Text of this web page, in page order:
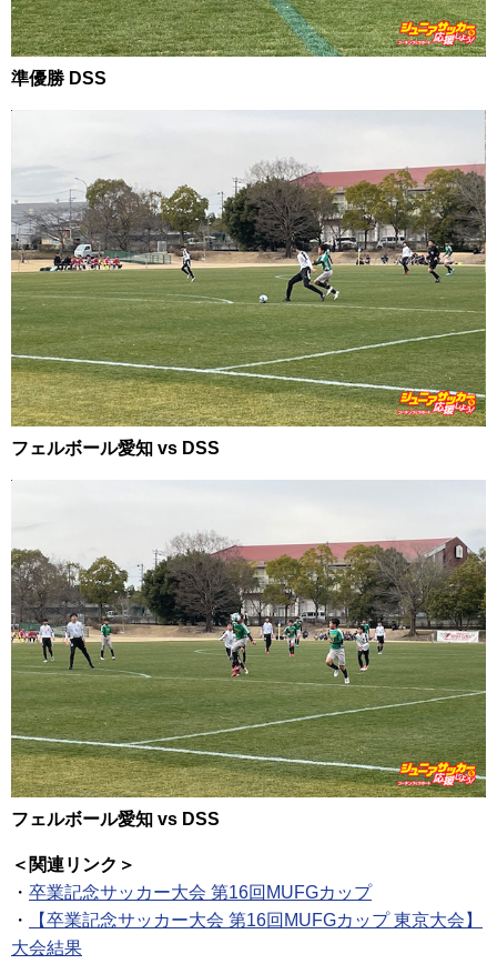
準優勝 DSS
フェルボール愛知 vs DSS
フェルボール愛知 vs DSS
＜関連リンク＞
・ 卒業記念サッカー大会 第16回MUFGカップ
・
【卒業記念サッカー大会 第16回MUFGカップ 東京大会】
大会結果